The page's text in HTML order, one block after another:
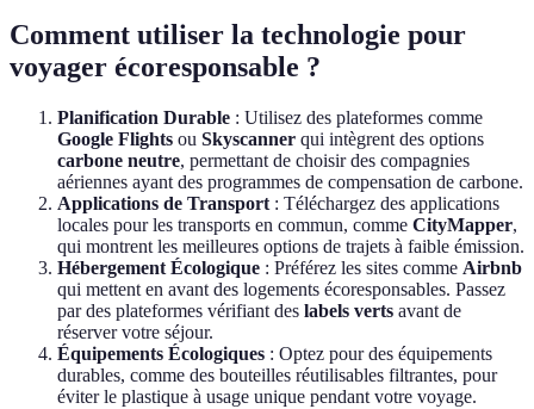
Comment utiliser la technologie pour
voyager écoresponsable ?
Planification Durable : Utilisez des plateformes comme
Google Flights ou Skyscanner qui intègrent des options
carbone neutre, permettant de choisir des compagnies
aériennes ayant des programmes de compensation de carbone.
Applications de Transport : Téléchargez des applications
locales pour les transports en commun, comme CityMapper,
qui montrent les meilleures options de trajets à faible émission.
Hébergement Écologique : Préférez les sites comme Airbnb
qui mettent en avant des logements écoresponsables. Passez
par des plateformes vérifiant des labels verts avant de
réserver votre séjour.
Équipements Écologiques : Optez pour des équipements
durables, comme des bouteilles réutilisables filtrantes, pour
éviter le plastique à usage unique pendant votre voyage.